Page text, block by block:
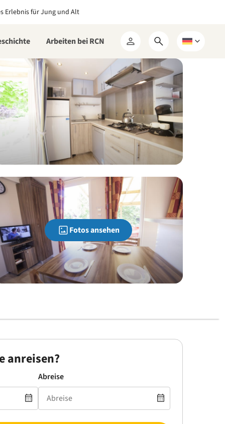
Erlebnis für Jung und Alt
Arbeiten bei RCN
Mein
RCN
Suchformular
öffnen
Wählen
eine
Sprache
Fotos ansehen
anreisen?
Abreise